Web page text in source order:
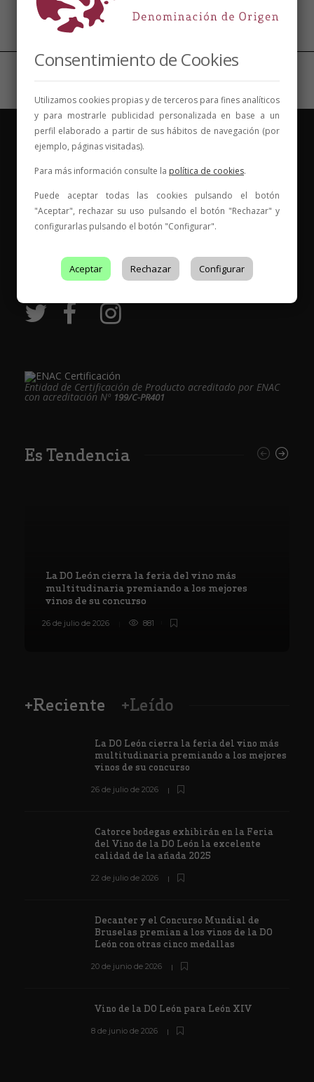
Vinos para compartir historias
Elige tu vino, con quién compartirlo y comienza una
* Web con contenido para mayores de 18 años
Entidad de Certificación de Producto acreditado por ENAC
con acreditación Nº 199/C-PR401
Es Tendencia
La DO León cierra la feria del vino más
multitudinaria premiando a los mejores
vinos de su concurso
26 de julio de 2026 881
+Reciente +Leído
La DO León cierra la feria del vino más
multitudinaria premiando a los mejores
vinos de su concurso
26 de julio de 2026
Catorce bodegas exhibirán en la Feria
del Vino de la DO León la excelente
calidad de la añada 2025
22 de julio de 2026
Decanter y el Concurso Mundial de
Bruselas premian a los vinos de la DO
León con otras cinco medallas
20 de junio de 2026
Vino de la DO León para León XIV
8 de junio de 2026
Consentimiento de Cookies
Utilizamos cookies propias y de terceros para fines analíticos
y para mostrarle publicidad personalizada en base a un
perfil elaborado a partir de sus hábitos de navegación (por
ejemplo, páginas visitadas).
Para más información consulte la política de cookies.
Puede aceptar todas las cookies pulsando el botón
"Aceptar", rechazar su uso pulsando el botón "Rechazar" y
configurarlas pulsando el botón "Configurar".
Aceptar Rechazar Configurar